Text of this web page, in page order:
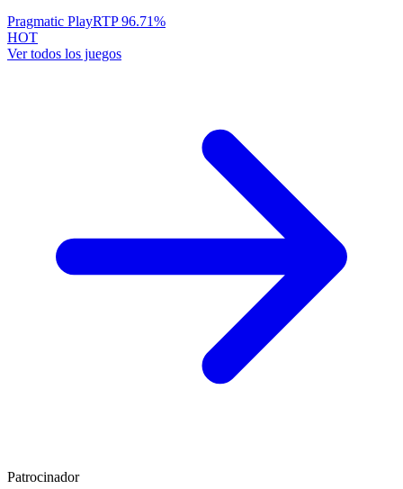
Pragmatic PlayRTP96.71%
HOT
Ver todos los juegos
Patrocinador